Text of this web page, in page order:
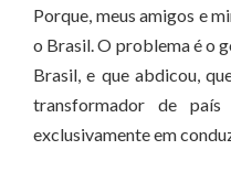
Porque, meus amigos e
o Brasil. O problema é o
Brasil, e que abdicou,
transformador de
exclusivamente em